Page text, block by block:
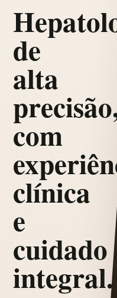
de
alta
com
clínica
e
cuidado
integral.